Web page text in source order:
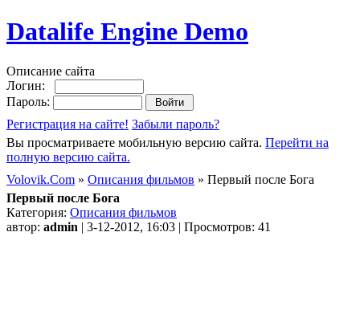
Datalife Engine Demo
Описание сайта
Логин:
Пароль:
Регистрация на сайте! Забыли пароль?
Вы просматриваете мобильную версию сайта. Перейти на
полную версию сайта.
Volovik.Com » Описания фильмов » Первый после Бога
Первый после Бога
Категория: Описания фильмов
автор: admin | 3-12-2012, 16:03 | Просмотров: 41